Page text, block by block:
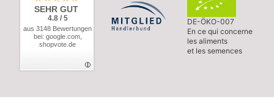
SEHR GUT
4.8 / 5
aus 3148 Bewertungen
bei: google.com,
shopvote.de
DE-ÖKO-007
En ce qui concerne
les aliments
et les semences